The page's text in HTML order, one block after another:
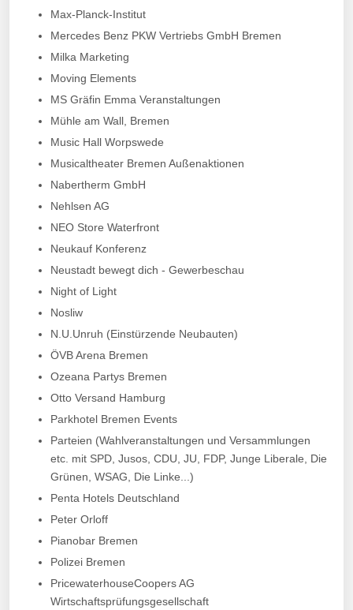
Max-Planck-Institut
Mercedes Benz PKW Vertriebs GmbH Bremen
Milka Marketing
Moving Elements
MS Gräfin Emma Veranstaltungen
Mühle am Wall, Bremen
Music Hall Worpswede
Musicaltheater Bremen Außenaktionen
Nabertherm GmbH
Nehlsen AG
NEO Store Waterfront
Neukauf Konferenz
Neustadt bewegt dich - Gewerbeschau
Night of Light
Nosliw
N.U.Unruh (Einstürzende Neubauten)
ÖVB Arena Bremen
Ozeana Partys Bremen
Otto Versand Hamburg
Parkhotel Bremen Events
Parteien (Wahlveranstaltungen und Versammlungen
etc. mit SPD, Jusos, CDU, JU, FDP, Junge Liberale, Die
Grünen, WSAG, Die Linke...)
Penta Hotels Deutschland
Peter Orloff
Pianobar Bremen
Polizei Bremen
PricewaterhouseCoopers AG
Wirtschaftsprüfungsgesellschaft